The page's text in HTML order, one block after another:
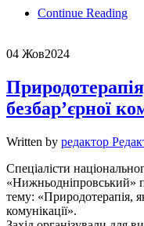
Continue Reading
04 Жов2024
безбар’єрної
Written by редактор
Спеціалісти
«Нижньодніпровський»
тему: «Природотерапія,
комунікації».